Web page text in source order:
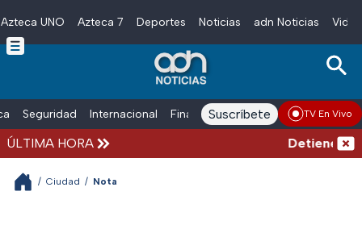
Skip to main content
Azteca UNO Azteca 7 Deportes Noticias adn Noticias
Seguridad Internacional Finanzas adn Noticias Radio
Suscríbete TV En Vivo
ÚLTIMA HORA Detienen al
/ Ciudad / Nota